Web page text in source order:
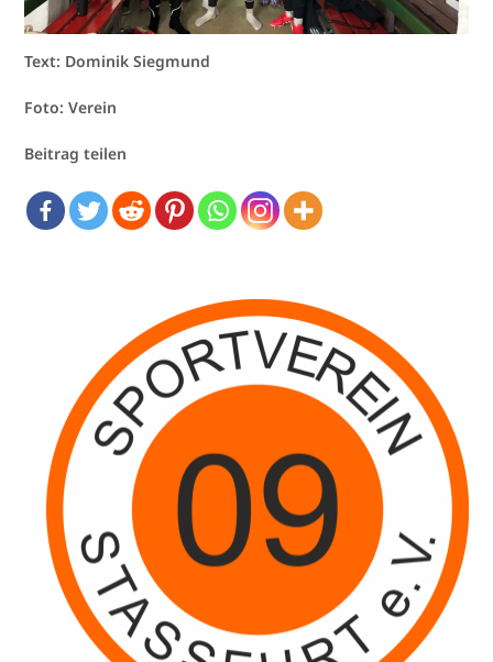
Text: Dominik Siegmund
Foto: Verein
Beitrag teilen